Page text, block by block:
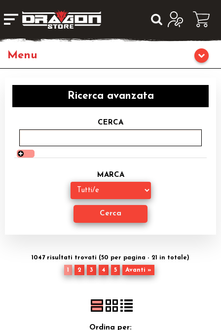
Giochi di Ruolo
Librigame
Editoria
Giochi di Carte Collezionabili
Accessori
Giocattoli e Gadget
Ricerca avanzata
CERCA
MARCA
1047 risultati trovati (50 per pagina - 21 in totale)
1
2 3 4 5 Avanti »
Ordina per: